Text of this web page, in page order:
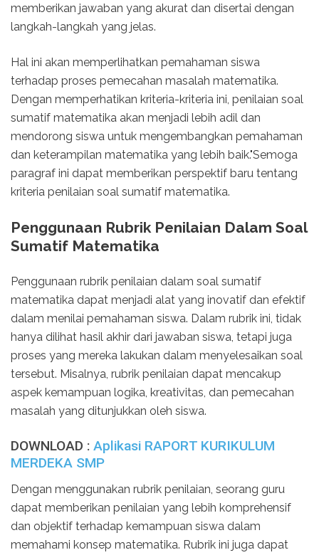
memberikan jawaban yang akurat dan disertai dengan
langkah-langkah yang jelas.
Hal ini akan memperlihatkan pemahaman siswa
terhadap proses pemecahan masalah matematika.
Dengan memperhatikan kriteria-kriteria ini, penilaian soal
sumatif matematika akan menjadi lebih adil dan
mendorong siswa untuk mengembangkan pemahaman
dan keterampilan matematika yang lebih baik."Semoga
paragraf ini dapat memberikan perspektif baru tentang
kriteria penilaian soal sumatif matematika.
Penggunaan Rubrik Penilaian Dalam Soal
Sumatif Matematika
Penggunaan rubrik penilaian dalam soal sumatif
matematika dapat menjadi alat yang inovatif dan efektif
dalam menilai pemahaman siswa. Dalam rubrik ini, tidak
hanya dilihat hasil akhir dari jawaban siswa, tetapi juga
proses yang mereka lakukan dalam menyelesaikan soal
tersebut. Misalnya, rubrik penilaian dapat mencakup
aspek kemampuan logika, kreativitas, dan pemecahan
masalah yang ditunjukkan oleh siswa.
DOWNLOAD : Aplikasi RAPORT KURIKULUM
MERDEKA SMP
Dengan menggunakan rubrik penilaian, seorang guru
dapat memberikan penilaian yang lebih komprehensif
dan objektif terhadap kemampuan siswa dalam
memahami konsep matematika. Rubrik ini juga dapat